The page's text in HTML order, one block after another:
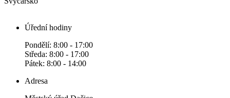
Úřední hodiny
Pondělí: 8:00 - 17:00
Středa: 8:00 - 17:00
Pátek: 8:00 - 14:00
Adresa